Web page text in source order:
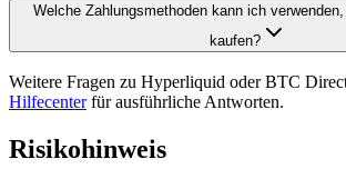
Welche Zahlungsmethoden kann ich
kaufen?
Weitere Fragen zu Hyperliquid oder BTC
Hilfecenterfür ausführliche Antworten.
Risikohinweis